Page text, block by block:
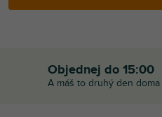
Objednej do 15:00
A máš to druhý den doma